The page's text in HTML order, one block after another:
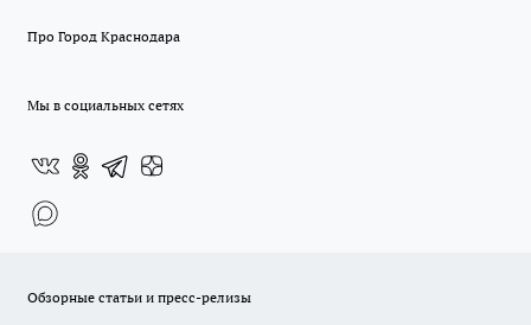
Про Город Краснодара
Мы в социальных сетях
Обзорные статьи и пресс-релизы